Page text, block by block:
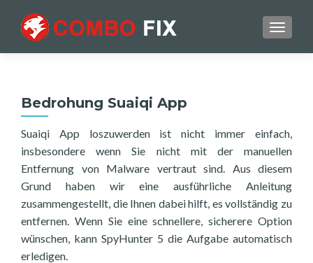
Bedrohung Suaiqi App
Suaiqi App loszuwerden ist nicht immer einfach,
insbesondere wenn Sie nicht mit der manuellen
Entfernung von Malware vertraut sind. Aus diesem
Grund haben wir eine ausführliche Anleitung
zusammengestellt, die Ihnen dabei hilft, es vollständig zu
entfernen. Wenn Sie eine schnellere, sicherere Option
wünschen, kann SpyHunter 5 die Aufgabe automatisch
erledigen.